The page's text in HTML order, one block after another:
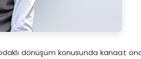
dönüşüm konusunda kanaat